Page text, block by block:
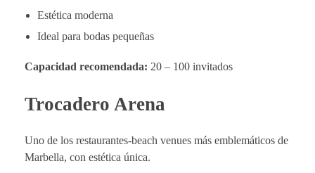
Estética moderna
Ideal para bodas pequeñas
Capacidad recomendada: 20 – 100 invitados
Trocadero Arena
Uno de los restaurantes-beach venues más emblemáticos de
Marbella, con estética única.